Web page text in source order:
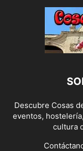
Descubre Cosas
eventos,
cultura